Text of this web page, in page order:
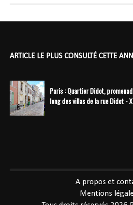
ARTICLE LE PLUS CONSULTÉ CETTE
Paris : Quartier Didot,
long des villas de la rue Didot -
A propos et
Mentions